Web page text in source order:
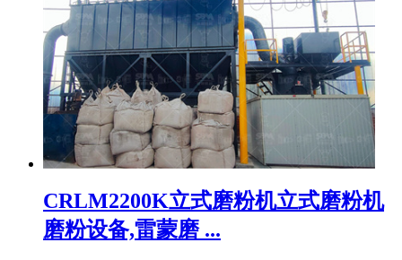
CRLM2200K立式磨粉机立式磨粉机
磨粉设备,雷蒙磨 ...